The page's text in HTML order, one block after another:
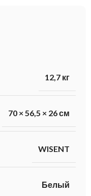
12,7 кг
70 × 56,5 × 26 см
WISENT
Белый